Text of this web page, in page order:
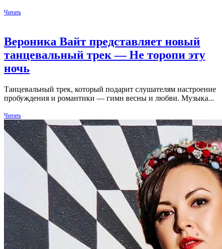
Читать
Вероника Вайт представляет новый
танцевальный трек — Не торопи эту
ночь
Танцевальный трек, который подарит слушателям настроение
пробуждения и романтики — гимн весны и любви. Музыка...
Читать